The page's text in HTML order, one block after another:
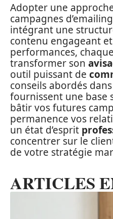
Adopter une
campagnes
intégrant une
contenu engageant
performances,
transformer son
outil puissant de
conseils abordés
fournissent une base
bâtir vos futures
permanence vos
un état d’esprit
concentrer sur le
de votre stratégie
ARTICLES